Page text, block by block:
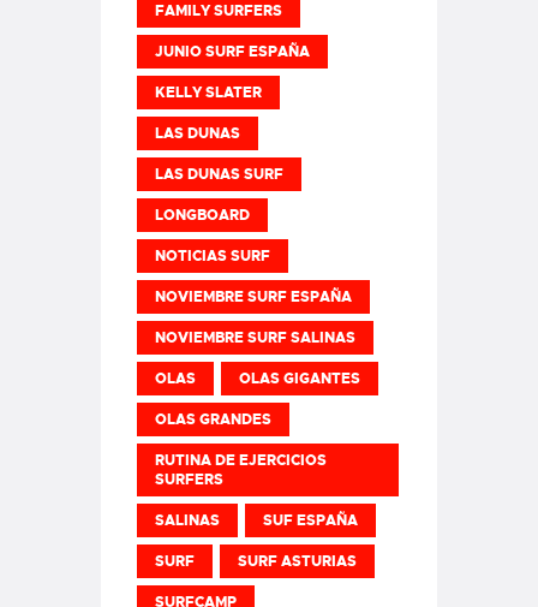
FAMILY SURFERS
JUNIO SURF ESPAÑA
KELLY SLATER
LAS DUNAS
LAS DUNAS SURF
LONGBOARD
NOTICIAS SURF
NOVIEMBRE SURF ESPAÑA
NOVIEMBRE SURF SALINAS
OLAS OLAS GIGANTES
OLAS GRANDES
RUTINA DE EJERCICIOS
SURFERS
SALINAS SUF ESPAÑA
SURF SURF ASTURIAS
SURFCAMP